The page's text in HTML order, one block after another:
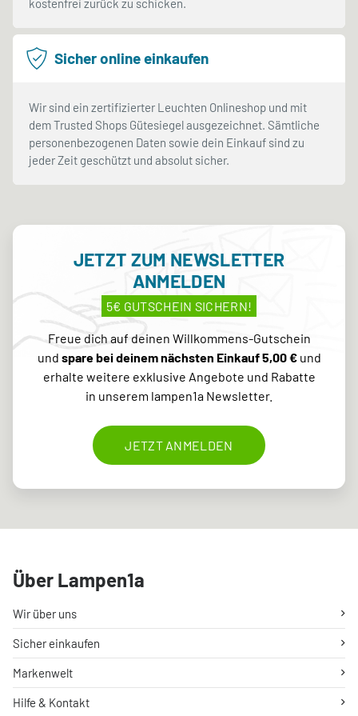
kostenfrei zurück zu schicken.
Sicher online einkaufen
Wir sind ein zertifizierter Leuchten Onlineshop und mit
dem Trusted Shops Gütesiegel ausgezeichnet. Sämtliche
personenbezogenen Daten sowie dein Einkauf sind zu
jeder Zeit geschützt und absolut sicher.
JETZT ZUM NEWSLETTER
ANMELDEN
5€ GUTSCHEIN SICHERN!
Freue dich auf deinen Willkommens-Gutschein
und spare bei deinem nächsten Einkauf 5,00 €und
erhalte weitere exklusive Angebote und Rabatte
in unserem lampen1a Newsletter.
JETZT ANMELDEN
Über Lampen1a
Wir über uns
Sicher einkaufen
Markenwelt
Hilfe & Kontakt